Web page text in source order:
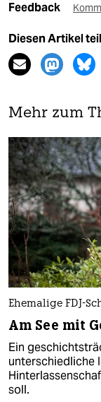
Feedback
Diesen Artikel
Mehr zum
Ehemalige FDJ-
Am See mit
Ein
unterschiedliche
soll.